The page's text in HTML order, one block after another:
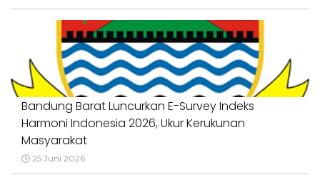
Bandung Barat Luncurkan E-Survey Indeks
Harmoni Indonesia 2026, Ukur Kerukunan
Masyarakat
25 Juni 2026